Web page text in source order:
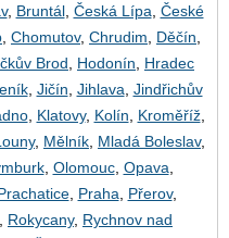
, Bruntál, Česká Lípa České
Chomutov, Chrudim Děčín
Brod Hodonín
Hradec
, Jičín Jihlava Jindřichův
, Klatovy, Kolín Kroměříž,
, Mělník Mladá Boleslav,
, Olomouc, Opava
, Praha Přerov,
Rokycany, Rychnov nad